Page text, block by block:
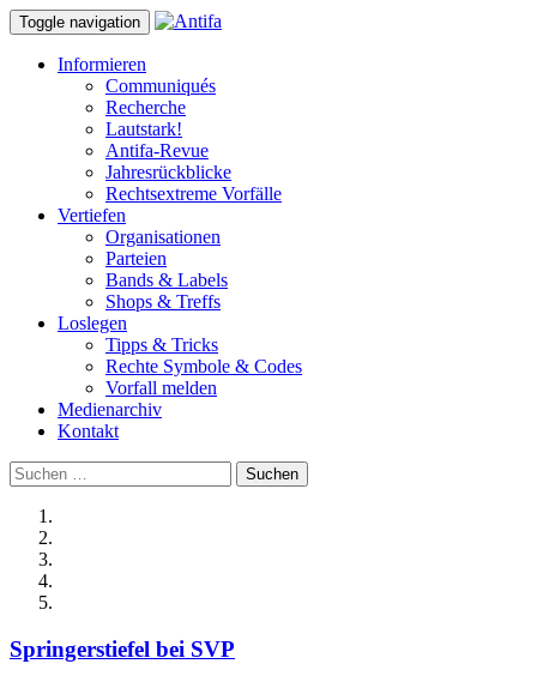
Toggle navigation
Informieren
Communiqués
Recherche
Lautstark!
Antifa-Revue
Jahresrückblicke
Rechtsextreme Vorfälle
Vertiefen
Organisationen
Parteien
Bands & Labels
Shops & Treffs
Loslegen
Tipps & Tricks
Rechte Symbole & Codes
Vorfall melden
Medienarchiv
Kontakt
Suchen
nach:
Springerstiefel bei SVP